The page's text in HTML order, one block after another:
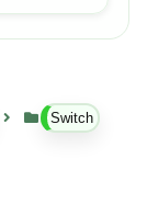
Switch